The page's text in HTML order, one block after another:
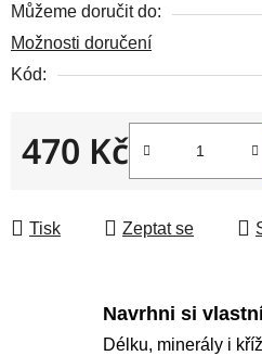
Můžeme doručit do:
Možnosti doručení
Kód:
470 Kč
Tisk Zeptat se
Navrhni si
Délku, minerály i